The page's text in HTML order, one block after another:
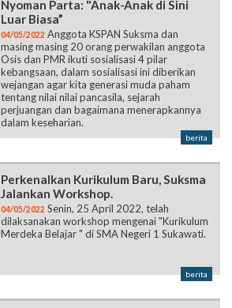
Nyoman Parta: "Anak-Anak di Sini
Luar Biasa”
04/05/2022 Anggota KSPAN Suksma dan
masing masing 20 orang perwakilan anggota
Osis dan PMR ikuti sosialisasi 4 pilar
kebangsaan, dalam sosialisasi ini diberikan
wejangan agar kita generasi muda paham
tentang nilai nilai pancasila, sejarah
perjuangan dan bagaimana menerapkannya
dalam keseharian.
berita
Perkenalkan Kurikulum Baru, Suksma
Jalankan Workshop.
04/05/2022 Senin, 25 April 2022, telah
dilaksanakan workshop mengenai "Kurikulum
Merdeka Belajar " di SMA Negeri 1 Sukawati.
berita